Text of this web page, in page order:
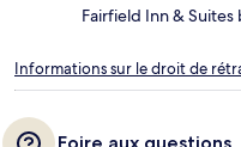
Fairfield Inn &
Informations sur le droit de